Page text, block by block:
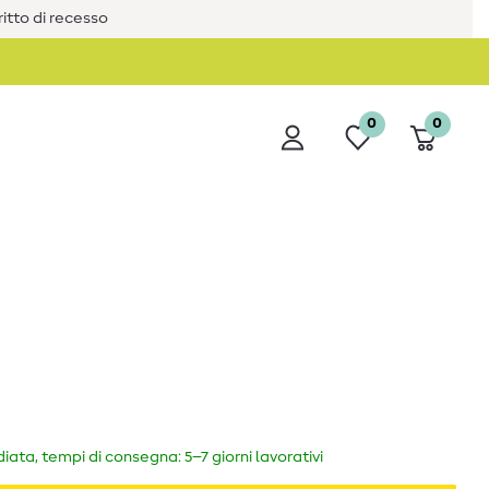
di recesso
0 0
tempi di consegna: 5–7 giorni lavorativi